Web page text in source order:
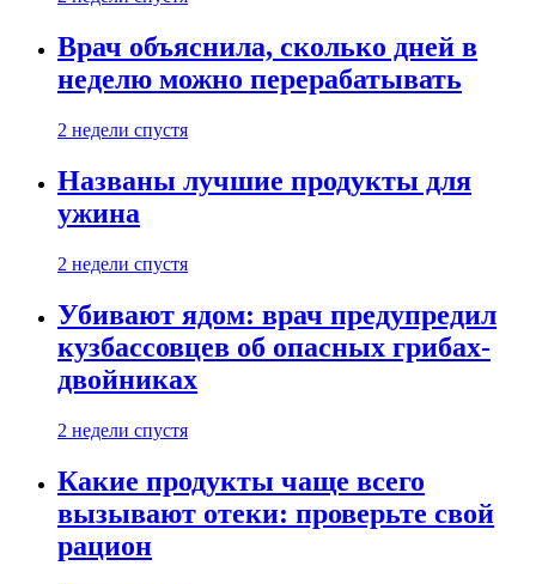
Врач объяснила, сколько дней в
неделю можно перерабатывать
2 недели спустя
Названы лучшие продукты для
ужина
2 недели спустя
Убивают ядом: врач предупредил
кузбассовцев об опасных грибах-
двойниках
2 недели спустя
Какие продукты чаще всего
вызывают отеки: проверьте свой
рацион